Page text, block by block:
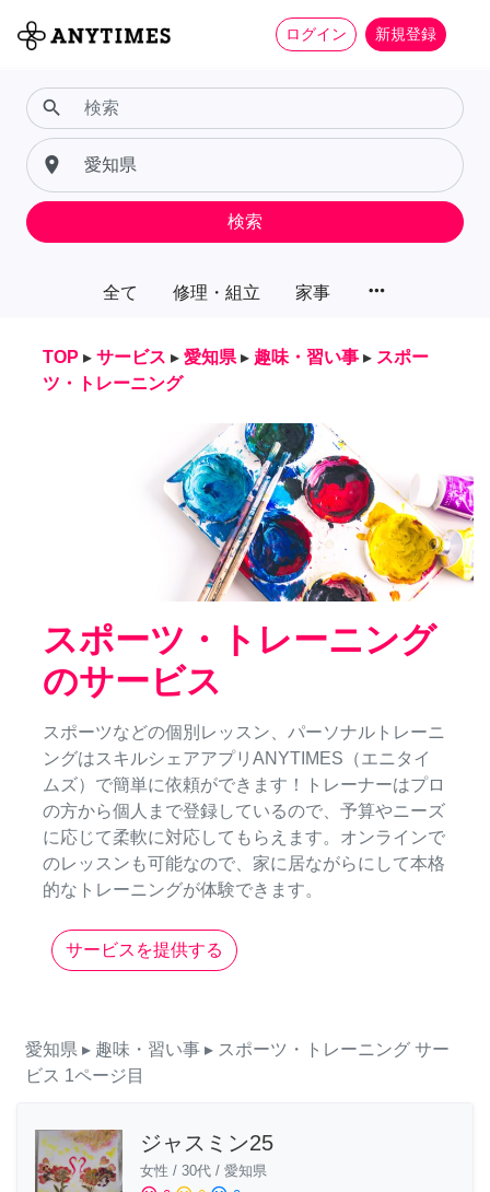
ログイン 新規登録
全て 修理・組立 家事 more_horiz
search
place
検索
TOP ▸ サービス ▸ 愛知県 ▸ 趣味・習い事 ▸ スポー
ツ・トレーニング
スポーツ・トレーニング
のサービス
スポーツなどの個別レッスン、パーソナルトレーニ
ングはスキルシェアアプリANYTIMES（エニタイ
ムズ）で簡単に依頼ができます！トレーナーはプロ
の方から個人まで登録しているので、予算やニーズ
に応じて柔軟に対応してもらえます。オンラインで
のレッスンも可能なので、家に居ながらにして本格
的なトレーニングが体験できます。
サービスを提供する
愛知県 ▸ 趣味・習い事 ▸ スポーツ・トレーニング サー
ビス 1ページ目
ジャスミン25
女性 / 30代 / 愛知県